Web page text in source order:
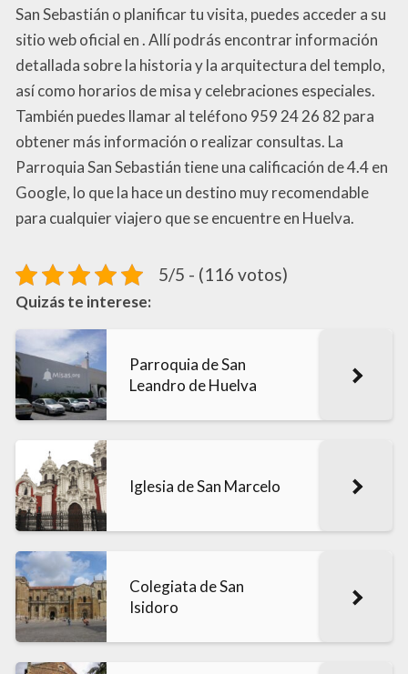
San Sebastián o planificar tu visita, puedes acceder a su
sitio web oficial en . Allí podrás encontrar información
detallada sobre la historia y la arquitectura del templo,
así como horarios de misa y celebraciones especiales.
También puedes llamar al teléfono 959 24 26 82 para
obtener más información o realizar consultas. La
Parroquia San Sebastián tiene una calificación de 4.4 en
Google, lo que la hace un destino muy recomendable
para cualquier viajero que se encuentre en Huelva.
5/5 - (116 votos)
Quizás te interese:
Parroquia de San
Leandro de Huelva
Iglesia de San Marcelo
Colegiata de San
Isidoro